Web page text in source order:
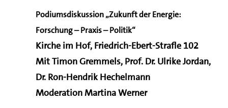
Podiumsdiskussion „Zukunft der Energie:
Forschung – Praxis – Politik“
Kirche im Hof, Friedrich-Ebert-Strafle 102
Mit Timon Gremmels, Prof. Dr. Ulrike Jordan,
Dr. Ron-Hendrik Hechelmann
Moderation Martina Werner